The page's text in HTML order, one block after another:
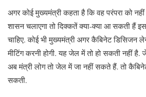
अगर कोई मुख्यमंत्री कहता है कि वह परंपरा को
शासन चलाएगा तो दिक्कतें क्या-क्या आ सकती हैं
चाहिए. कोई भी मुख्यमंत्री अगर कैबिनेट डिसिजन
मीटिंग करनी होगी. यह जेल में तो हो सकती नहीं है.
अब मंत्री लोग तो जेल में जा नहीं सकते हैं. तो
सकती.